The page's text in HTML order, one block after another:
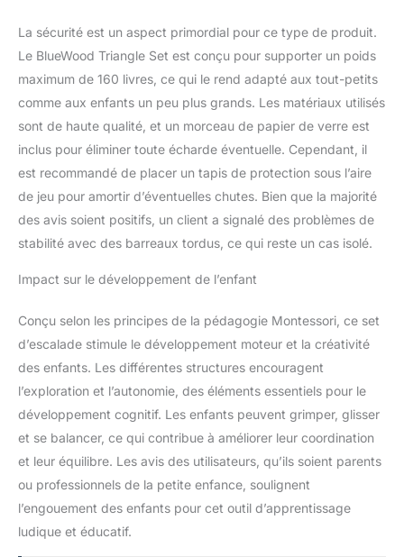
Elles accompagneront la
croissance de votre
enfant et doubleront le
plaisir de grandir Besoin
s’engage à fournir une
qualité de produit
exceptionnelle et une
expérience de service
offrons un service après-
vente 24h/24 et 7j/7 et
réponse rapide sous un
nous contacter à tout
moment
La sécurité est un aspect primordial pour ce type de produit.
Le BlueWood Triangle Set est conçu pour supporter un poids
maximum de 160 livres, ce qui le rend adapté aux tout-petits
comme aux enfants un peu plus grands. Les matériaux utilisés
sont de haute qualité, et un morceau de papier de verre est
inclus pour éliminer toute écharde éventuelle. Cependant, il
est recommandé de placer un tapis de protection sous l’aire
de jeu pour amortir d’éventuelles chutes. Bien que la majorité
des avis soient positifs, un client a signalé des problèmes de
stabilité avec des barreaux tordus, ce qui reste un cas isolé.
Impact sur le développement de l’enfant
Conçu selon les principes de la pédagogie Montessori, ce set
d’escalade stimule le développement moteur et la créativité
des enfants. Les différentes structures encouragent
l’exploration et l’autonomie, des éléments essentiels pour le
développement cognitif. Les enfants peuvent grimper, glisser
et se balancer, ce qui contribue à améliorer leur coordination
et leur équilibre. Les avis des utilisateurs, qu’ils soient parents
ou professionnels de la petite enfance, soulignent
l’engouement des enfants pour cet outil d’apprentissage
ludique et éducatif.